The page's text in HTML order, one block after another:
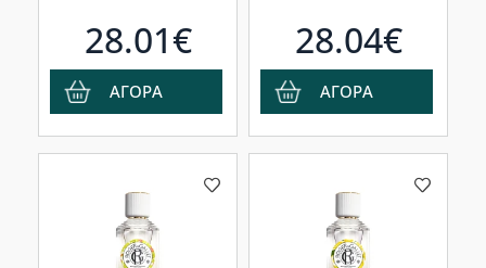
28.01€
ΑΓΟΡΑ
28.04€
ΑΓΟΡΑ